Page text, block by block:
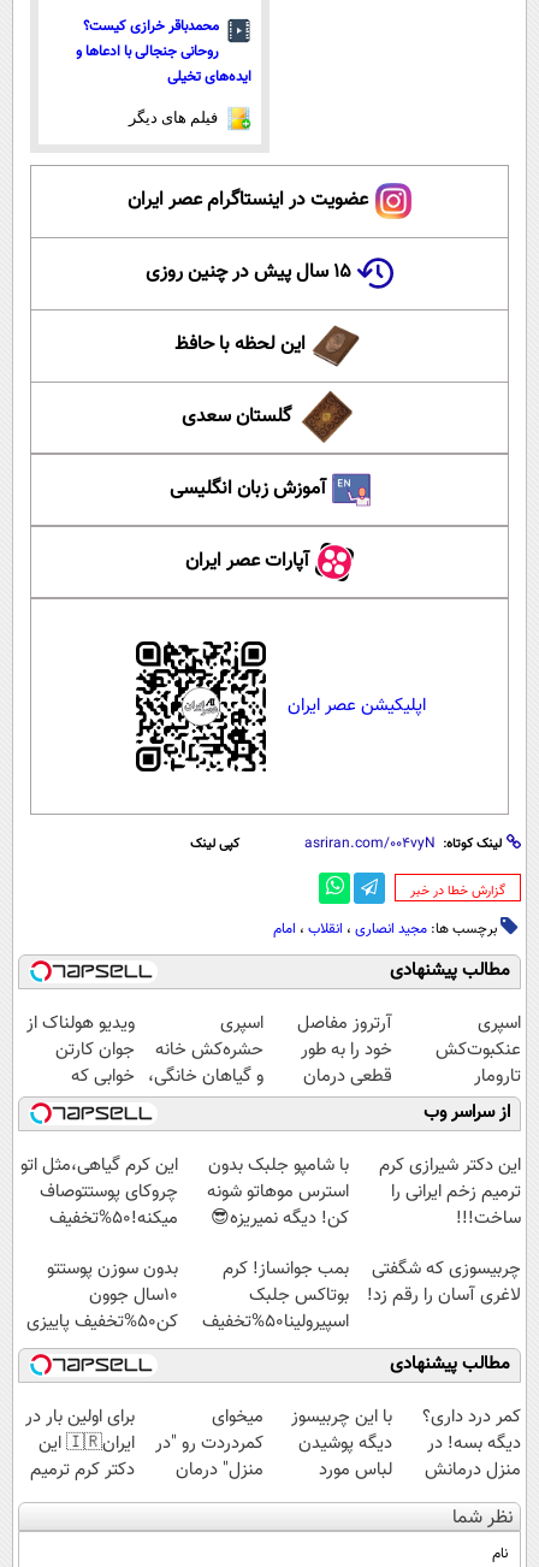
محمدباقر خرازی کیست؟
روحانی جنجالی با ادعاها و
ایده‌های تخیلی
فیلم های دیگر
عضویت در اینستاگرام عصر ایران
۱۵ سال پیش در چنین روزی
این لحظه با حافظ
گلستان سعدی
آموزش زبان انگلیسی
آپارات عصر ایران
اپلیکیشن عصر ایران
لینک کوتاه: کپی لینک
‌گزارش خطا در خبر
برچسب ها: مجید انصاری ، انقلاب ، امام
مطالب پیشنهادی
اسپری
عنکبوت‌‌کش
تارومار
ازبین‌برنده انواع
عنکبوت
آرتروز مفاصل
خود را به طور
قطعی درمان
کنید!
◗پرسش‌نامه◖
اسپری
حشره‌کش خانه
و گیاهان خانگی،
نابودکننده انواع
حشرات خانگی و
آفات
ویدیو هولناک از
جوان کارتن
خوابی که
میلیاردر شد.
آموزش رایگان
از سراسر وب
این دکتر شیرازی کرم
ترمیم زخم ایرانی را
ساخت!!!
با شامپو جلبک بدون
استرس موهاتو شونه
کن! دیگه نمیریزه😎
این کرم گیاهی،مثل اتو
چروکای پوستتوصاف
میکنه!50%تخفیف
چربیسوزی که شگفتی
لاغری آسان را رقم زد!
بمب جوانساز! کرم
بوتاکس جلبک
اسپیرولینا50%تخفیف
بدون سوزن پوستتو
10سال جوون
کن50%تخفیف پاییزی
مطالب پیشنهادی
کمر درد داری؟
دیگه بسه! در
منزل درمانش
کن
(◀پرسش‌نامه)
با این چربیسوز
دیگه پوشیدن
لباس مورد
علاقت آرزو
نیست❗
میخوای
کمردردت رو "در
منزل" درمان
کنی؟ (◂فیلم +
◂پرسش‌نامه)
برای اولین بار در
ایران🇮🇷 این
دکتر کرم ترمیم
کننده 23 روزه
ساخت!
نظر شما
نام